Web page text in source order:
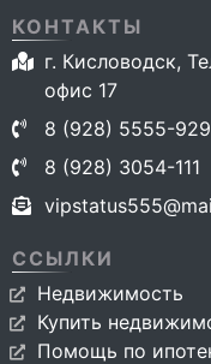
КОНТАКТЫ
г. Кисловодск,
офис 17
8 (928) 5555-929
8 (928) 3054-111
ССЫЛКИ
Недвижимость
Купить
Помощь по